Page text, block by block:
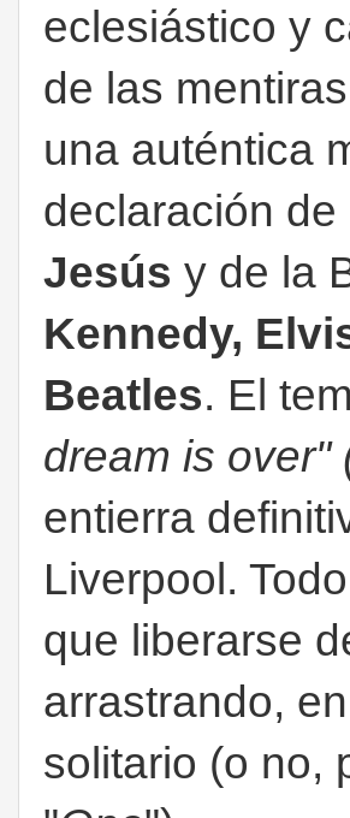
eclesiástico y
de las
una auténtica
declaración
Jesús y de la
Kennedy,
Beatles. El
dream is over"
entierra
Liverpool.
que liberarse
arrastrando,
solitario (o no,